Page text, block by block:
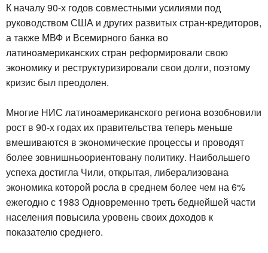
К началу 90-х годов совместными усилиями под
руководством США и других развитых стран-кредиторов,
а также МВФ и Всемирного банка во
латиноамериканских стран реформировали свою
экономику и реструктуризировали свои долги, поэтому
кризис был преодолен.
Многие НИС латиноамериканского региона возобновили
рост в 90-х годах их правительства теперь меньше
вмешиваются в экономические процессы и проводят
более зовнишньоориентовану политику. Наибольшего
успеха достигла Чили, открытая, либерализована
экономика которой росла в среднем более чем на 6%
ежегодно с 1983 Одновременно треть беднейшей части
населения повысила уровень своих доходов к
показателю среднего.